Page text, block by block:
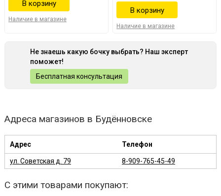
Наличие в магазине
Наличие в магазине
Не знаешь какую бочку выбрать? Наш эксперт
поможет!
Бесплатная консультация
Адреса магазинов в Будённовске
Адрес Телефон
ул. Советская д. 79 8-909-765-45-49
С этими товарами покупают: